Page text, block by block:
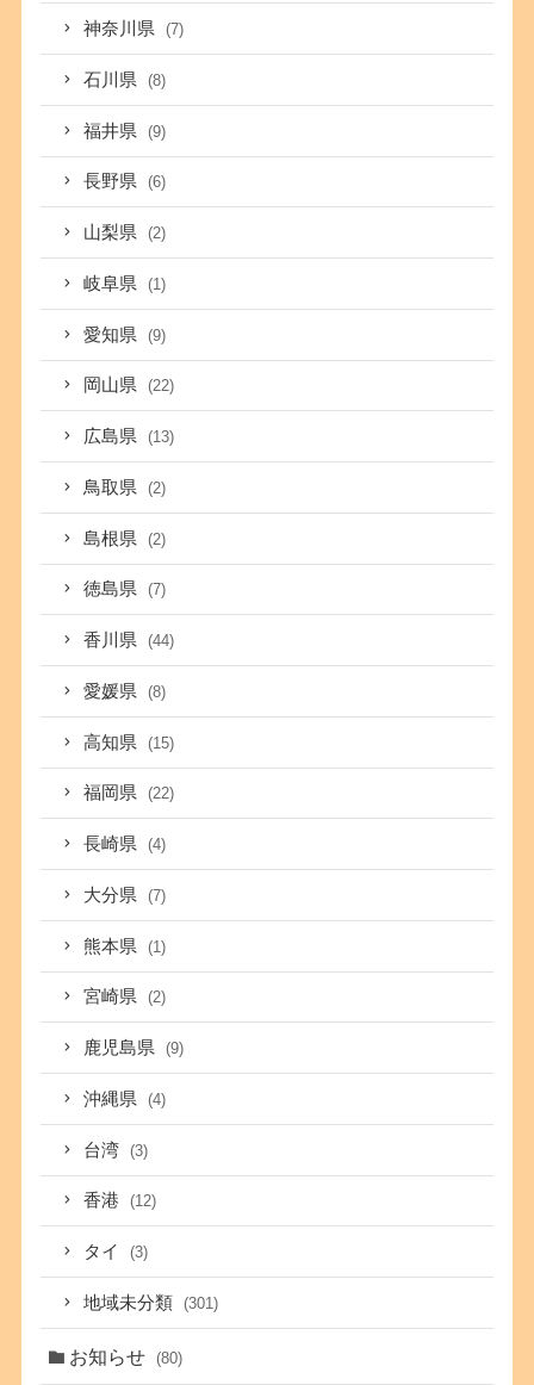
神奈川県 (7)
石川県 (8)
福井県 (9)
長野県 (6)
山梨県 (2)
岐阜県 (1)
愛知県 (9)
岡山県 (22)
広島県 (13)
鳥取県 (2)
島根県 (2)
徳島県 (7)
香川県 (44)
愛媛県 (8)
高知県 (15)
福岡県 (22)
長崎県 (4)
大分県 (7)
熊本県 (1)
宮崎県 (2)
鹿児島県 (9)
沖縄県 (4)
台湾 (3)
香港 (12)
タイ (3)
地域未分類 (301)
お知らせ (80)